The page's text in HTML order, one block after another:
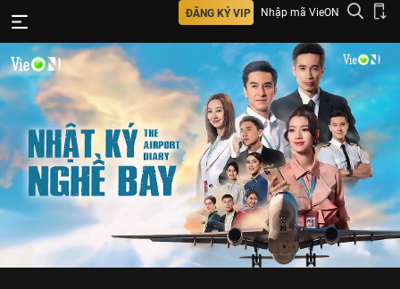
ĐĂNG KÝ VIP Nhập mã VieON